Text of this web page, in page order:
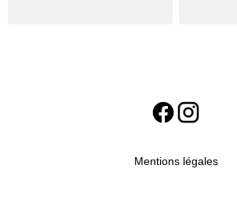
Mentions légales